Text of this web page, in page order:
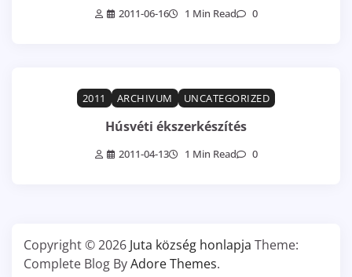
2011-06-16 1 Min Read 0
2011 ARCHIVUM UNCATEGORIZED
Húsvéti ékszerkészítés
2011-04-13 1 Min Read 0
Copyright © 2026 Juta község honlapja Theme:
Complete Blog ByAdore Themes.